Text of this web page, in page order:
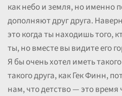
как небо и земля, но именно
дополняют друг друга.
это когда ты находишь того,
ты, но вместе вы видите его
Я бы очень хотел иметь
такого друга, как Гек Финн,
нам, что детство — это